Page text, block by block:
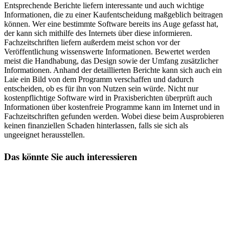
Entsprechende Berichte liefern interessante und auch wichtige
Informationen, die zu einer Kaufentscheidung maßgeblich beitragen
können. Wer eine bestimmte Software bereits ins Auge gefasst hat,
der kann sich mithilfe des Internets über diese informieren.
Fachzeitschriften liefern außerdem meist schon vor der
Veröffentlichung wissenswerte Informationen. Bewertet werden
meist die Handhabung, das Design sowie der Umfang zusätzlicher
Informationen. Anhand der detaillierten Berichte kann sich auch ein
Laie ein Bild von dem Programm verschaffen und dadurch
entscheiden, ob es für ihn von Nutzen sein würde. Nicht nur
kostenpflichtige Software wird in Praxisberichten überprüft auch
Informationen über kostenfreie Programme kann im Internet und in
Fachzeitschriften gefunden werden. Wobei diese beim Ausprobieren
keinen finanziellen Schaden hinterlassen, falls sie sich als
ungeeignet herausstellen.
Das könnte Sie auch interessieren